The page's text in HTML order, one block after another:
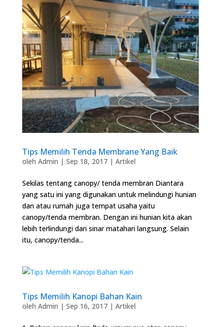
Tips Memilih Tenda Membrane Yang Baik
oleh Admin | Sep 18, 2017| Artikel
Sekilas tentang canopy/ tenda membran Diantara
yang satu ini yang digunakan untuk melindungi hunian
dan atau rumah juga tempat usaha yaitu
canopy/tenda membran. Dengan ini hunian kita akan
lebih terlindungi dari sinar matahari langsung. Selain
itu, canopy/tenda...
Tips Memilih Kanopi Bahan Kain
oleh Admin | Sep 16, 2017| Artikel